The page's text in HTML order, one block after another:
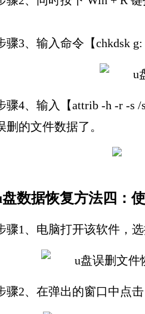
骤3、输入命令【chkdsk
骤4、输入【attrib -h -r -s
删的文件数据了。
数据恢复方法四：
骤1、电脑打开该软件，
骤2、在弹出的窗口中点